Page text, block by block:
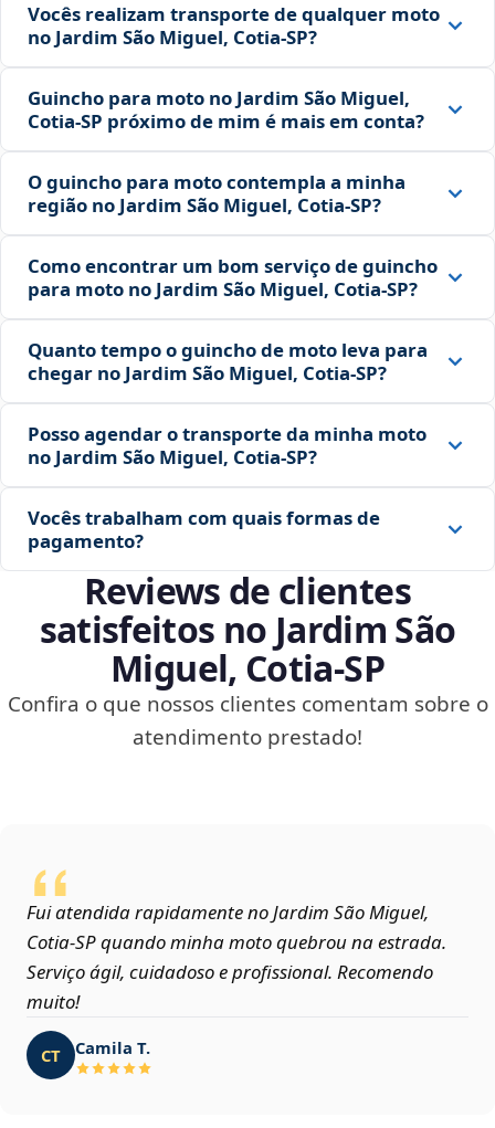
Vocês realizam transporte de qualquer moto
no Jardim São Miguel, Cotia‑SP?
Guincho para moto no Jardim São Miguel,
Cotia‑SP próximo de mim é mais em conta?
O guincho para moto contempla a minha
região no Jardim São Miguel, Cotia‑SP?
Como encontrar um bom serviço de guincho
para moto no Jardim São Miguel, Cotia‑SP?
Quanto tempo o guincho de moto leva para
chegar no Jardim São Miguel, Cotia‑SP?
Posso agendar o transporte da minha moto
no Jardim São Miguel, Cotia‑SP?
Vocês trabalham com quais formas de
pagamento?
Reviews de clientes
satisfeitos no Jardim São
Miguel, Cotia‑SP
Confira o que nossos clientes comentam sobre o
atendimento prestado!
Fui atendida rapidamente no Jardim São Miguel,
Cotia‑SP quando minha moto quebrou na estrada.
Serviço ágil, cuidadoso e profissional. Recomendo
muito!
CT Camila T.